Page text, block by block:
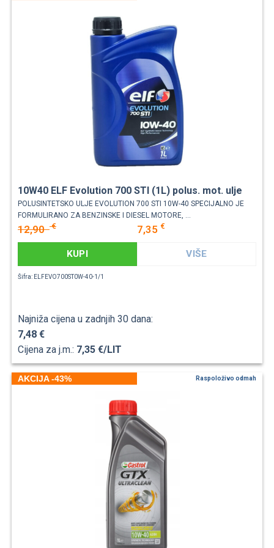
10W40 ELF Evolution 700 STI (1L) polus. mot. ulje
POLUSINTETSKO ULJE EVOLUTION 700 STI 10W-40 SPECIJALNO JE
FORMULIRANO ZA BENZINSKE I DIESEL MOTORE, ...
12,90€ 7,35 €
KUPI VIŠE
Šifra: ELFEVO700ST0W-40-1/1
Najniža cijena u zadnjih 30 dana:
7,48 €
Cijena za j.m.: 7,35 €/LIT
AKCIJA -43% Raspoloživo odmah